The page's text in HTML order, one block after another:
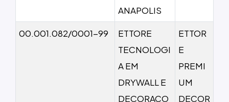
ANAPOLIS
00.001.082/0001-99
ETTORE
TECNOLOGI
A EM
DRYWALL E
DECORACO
ETTOR
E
PREMI
UM
DECOR